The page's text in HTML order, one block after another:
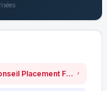
Voir toutes les offres de CPF SA - Conseil Placement Formation